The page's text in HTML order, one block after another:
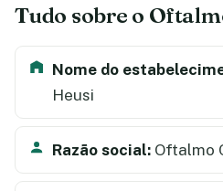
Tudo sobre o
Nome do
Heusi
Razão social: Oftalmo